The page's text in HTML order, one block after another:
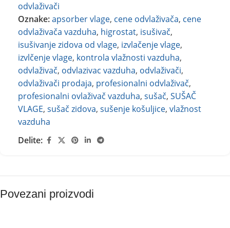
odvlaživači
Oznake:apsorber vlage, cene odvlaživača, cene
odvlaživača vazduha, higrostat, isušivač,
isušivanje zidova od vlage, izvlačenje vlage,
izvlčenje vlage, kontrola vlažnosti vazduha,
odvlaživač, odvlazivac vazduha, odvlaživači,
odvlaživači prodaja, profesionalni odvlaživač,
profesionalni ovlaživač vazduha, sušač, SUŠAČ
VLAGE, sušač zidova, sušenje košuljice, vlažnost
vazduha
Delite:
Povezani proizvodi